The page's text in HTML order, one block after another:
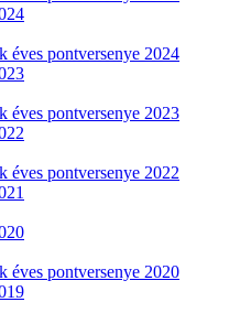
éves pontversenye 2024
éves pontversenye 2023
éves pontversenye 2022
éves pontversenye 2020